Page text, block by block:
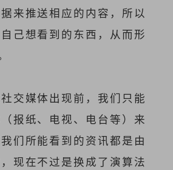
来推送相应的内容，所以
己想看到的东西，从而形
交媒体出现前，我们只能
报纸、电视、电台等）来
们所能看到的资讯都是由
现在不过是换成了演算法